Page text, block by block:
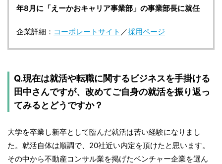
年8月に「えーかおキャリア事業部」の事業部長に就任
企業詳細： コーポレートサイト ／採用ページ
Q.現在は就活や転職に関するビジネスを手掛ける
田中さんですが、改めてご自身の就活を振り返っ
てみるとどうですか？
大学を卒業し新卒として臨んだ就活は苦い経験になりまし
た。就活自体は順調で、20社近い内定を頂けたと思います。
その中から不動産コンサル業を掲げたベンチャー企業を選ん